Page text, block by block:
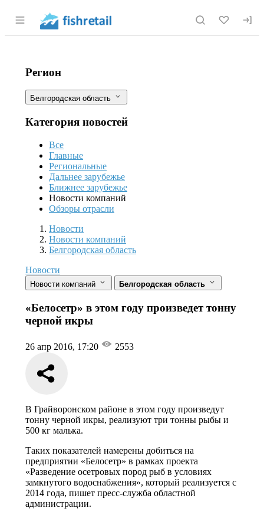
Раздел навигации по сайту fishretail.ru
«Белосетр» в этом году произведет
Фильтры
Регион
Белгородская область
Категория новостей
Все
Главные
Региональные
Дальнее зарубежье
Ближнее зарубежье
Новости компаний
Обзоры отрасли
Новости
Разделы
Новости
Новости компаний
Белгородская область
Новости
Новости компаний Белгородская область
«Белосетр» в этом году произведет тонну
черной икры
26 апр 2016, 17:20 2553
В Грайворонском районе в этом году произведут
тонну черной икры, реализуют три тонны рыбы и
500 кг малька.
Таких показателей намерены добиться на
предприятии «Белосетр» в рамках проекта
«Разведение осетровых пород рыб в условиях
замкнутого водоснабжения», который реализуется с
2014 года, пишет пресс-служба областной
администрации.